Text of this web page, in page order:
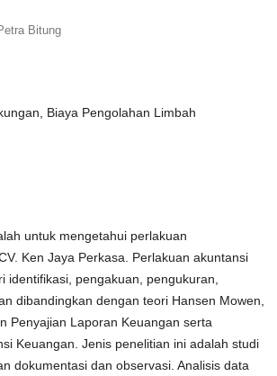
Bitung
Biaya Pengolahan Limbah
untuk mengetahui perlakuan
Ken Jaya Perkasa. Perlakuan akuntansi
identifikasi, pengakuan, pengukuran,
dibandingkan dengan teori Hansen Mowen,
Penyajian Laporan Keuangan serta
Keuangan. Jenis penelitian ini adalah studi
dokumentasi dan observasi. Analisis data